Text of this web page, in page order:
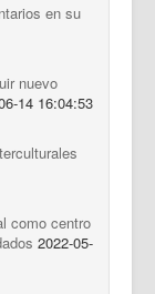
en su
nuevo
14 16:04:53
como centro
2022-05-